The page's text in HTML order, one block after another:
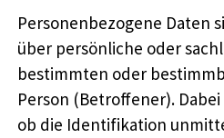
Personenbezogene Daten
über persönliche oder
bestimmten oder
Person (Betroffener).
ob die Identifikation